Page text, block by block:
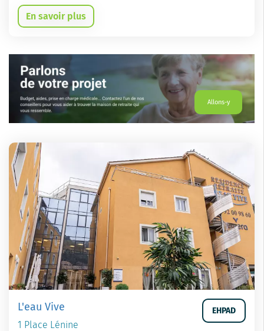
En savoir plus
Allons-y
L'eau Vive
1 Place Lénine
EHPAD